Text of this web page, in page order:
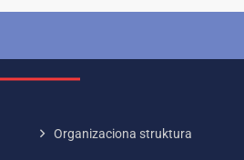
Organizaciona struktura